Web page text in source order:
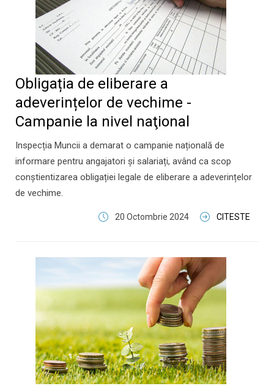
Obligația de eliberare a
adeverințelor de vechime -
Campanie la nivel naţional
Inspecția Muncii a demarat o campanie națională de
informare pentru angajatori și salariați, având ca scop
conștientizarea obligației legale de eliberare a adeverințelor
de vechime.
20 Octombrie 2024 CITESTE